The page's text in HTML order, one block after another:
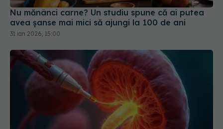
Nu mănânci carne? Un studiu spune că ai putea
avea șanse mai mici să ajungi la 100 de ani
31 ian 2026, 15:00